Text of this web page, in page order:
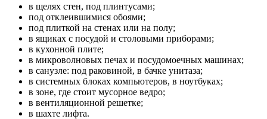
в щелях стен, под плинтусами;
под отклеившимися обоями;
под плиткой на стенах или на полу;
в ящиках с посудой и столовыми приборами;
в кухонной плите;
в микроволновых печах и посудомоечных машинах;
в санузле: под раковиной, в бачке унитаза;
в системных блоках компьютеров, в ноутбуках;
в зоне, где стоит мусорное ведро;
в вентиляционной решетке;
в шахте лифта.